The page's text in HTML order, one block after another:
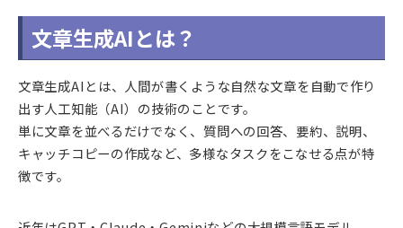
文章生成AIとは？
文章生成AIとは、人間が書くような自然な文章を自動で作り
出す人工知能（AI）の技術のことです。
単に文章を並べるだけでなく、質問への回答、要約、説明、
キャッチコピーの作成など、多様なタスクをこなせる点が特
徴です。